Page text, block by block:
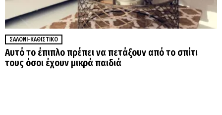
ΣΑΛΌΝΙ-ΚΑΘΙΣΤΙΚΌ
Αυτό το έπιπλο πρέπει να πετάξουν από το σπίτι
τους όσοι έχουν μικρά παιδιά